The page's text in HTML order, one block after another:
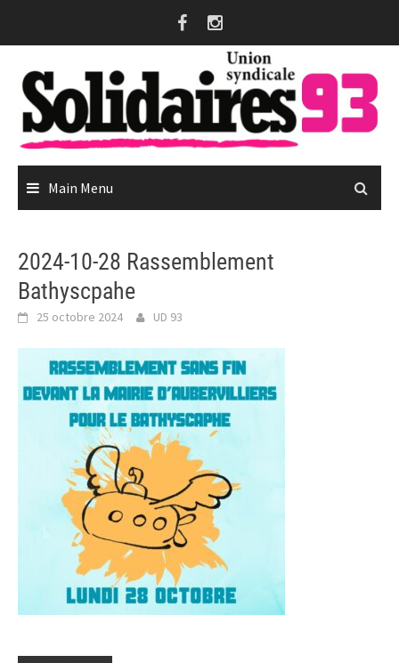
Main Menu
2024-10-28 Rassemblement
Bathyscpahe
25 octobre 2024 UD 93